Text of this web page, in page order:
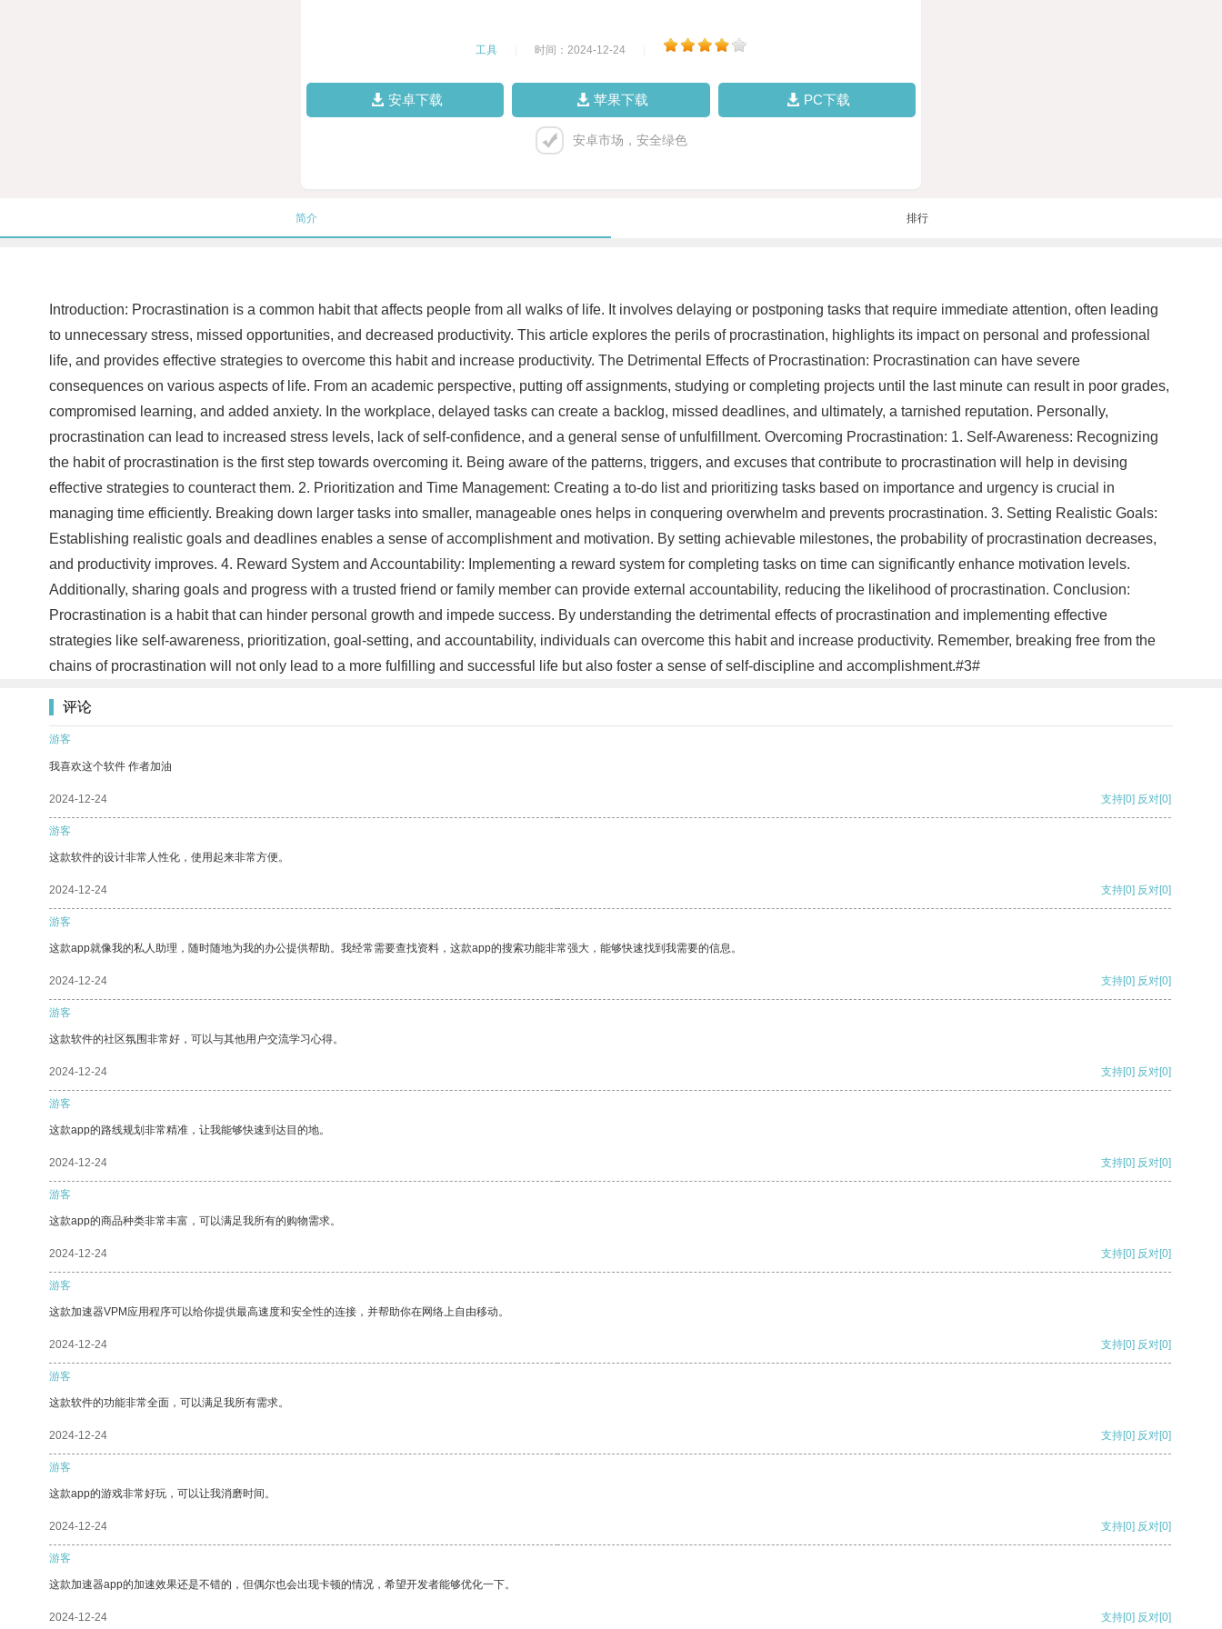
工具 时间：2024-12-24
安卓下载 苹果下载 PC下载
安卓市场，安全绿色
简介 排行
Introduction: Procrastination is a common habit that affects people from all walks of life. It involves delaying or postponing tasks that require immediate attention, often leading
to unnecessary stress, missed opportunities, and decreased productivity. This article explores the perils of procrastination, highlights its impact on personal and professional
life, and provides effective strategies to overcome this habit and increase productivity. The Detrimental Effects of Procrastination: Procrastination can have severe
consequences on various aspects of life. From an academic perspective, putting off assignments, studying or completing projects until the last minute can result in poor grades,
compromised learning, and added anxiety. In the workplace, delayed tasks can create a backlog, missed deadlines, and ultimately, a tarnished reputation. Personally,
procrastination can lead to increased stress levels, lack of self-confidence, and a general sense of unfulfillment. Overcoming Procrastination: 1. Self-Awareness: Recognizing
the habit of procrastination is the first step towards overcoming it. Being aware of the patterns, triggers, and excuses that contribute to procrastination will help in devising
effective strategies to counteract them. 2. Prioritization and Time Management: Creating a to-do list and prioritizing tasks based on importance and urgency is crucial in
managing time efficiently. Breaking down larger tasks into smaller, manageable ones helps in conquering overwhelm and prevents procrastination. 3. Setting Realistic Goals:
Establishing realistic goals and deadlines enables a sense of accomplishment and motivation. By setting achievable milestones, the probability of procrastination decreases,
and productivity improves. 4. Reward System and Accountability: Implementing a reward system for completing tasks on time can significantly enhance motivation levels.
Additionally, sharing goals and progress with a trusted friend or family member can provide external accountability, reducing the likelihood of procrastination. Conclusion:
Procrastination is a habit that can hinder personal growth and impede success. By understanding the detrimental effects of procrastination and implementing effective
strategies like self-awareness, prioritization, goal-setting, and accountability, individuals can overcome this habit and increase productivity. Remember, breaking free from the
chains of procrastination will not only lead to a more fulfilling and successful life but also foster a sense of self-discipline and accomplishment.#3#
评论
游客
我喜欢这个软件 作者加油
2024-12-24 支持[0] 反对[0]
游客
这款软件的设计非常人性化，使用起来非常方便。
2024-12-24 支持[0] 反对[0]
游客
这款app就像我的私人助理，随时随地为我的办公提供帮助。我经常需要查找资料，这款app的搜索功能非常强大，能够快速找到我需要的信息。
2024-12-24 支持[0] 反对[0]
游客
这款软件的社区氛围非常好，可以与其他用户交流学习心得。
2024-12-24 支持[0] 反对[0]
游客
这款app的路线规划非常精准，让我能够快速到达目的地。
2024-12-24 支持[0] 反对[0]
游客
这款app的商品种类非常丰富，可以满足我所有的购物需求。
2024-12-24 支持[0] 反对[0]
游客
这款加速器VPM应用程序可以给你提供最高速度和安全性的连接，并帮助你在网络上自由移动。
2024-12-24 支持[0] 反对[0]
游客
这款软件的功能非常全面，可以满足我所有需求。
2024-12-24 支持[0] 反对[0]
游客
这款app的游戏非常好玩，可以让我消磨时间。
2024-12-24 支持[0] 反对[0]
游客
这款加速器app的加速效果还是不错的，但偶尔也会出现卡顿的情况，希望开发者能够优化一下。
2024-12-24 支持[0] 反对[0]